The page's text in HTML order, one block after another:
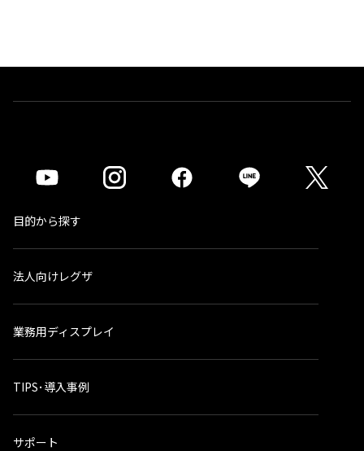
目的から探す
法人向けレグザ
業務用ディスプレイ
TIPS･導入事例
サポート